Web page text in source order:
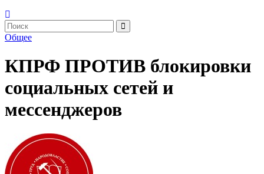
Общее
КПРФ ПРОТИВ блокировки
социальных сетей и
мессенджеров